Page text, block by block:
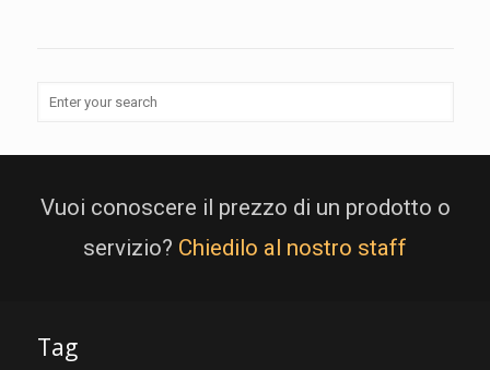
Vuoi conoscere il prezzo di un prodotto o
servizio? Chiedilo al nostro staff
Tag